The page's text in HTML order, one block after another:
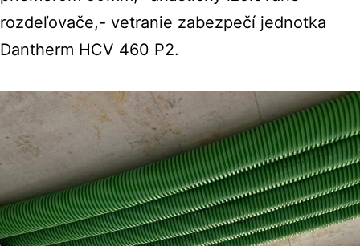
rozdeľovače,- vetranie zabezpečí jednotka
Dantherm HCV 460 P2.